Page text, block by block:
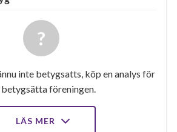
inte betygsatts, köp en analys för
föreningen.
LÄS MER